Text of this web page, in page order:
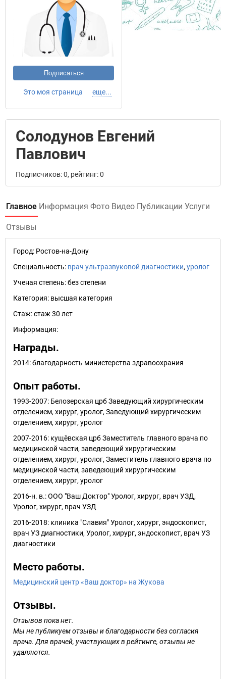
Подписаться
Это моя страница еще...
Солодунов Евгений
Павлович
Подписчиков: 0, рейтинг: 0
Главное Информация Фото Видео Публикации Услуги
Отзывы
Город: Ростов-на-Дону
Специальность: врач ультразвуковой диагностики, уролог
Ученая степень:без степени
Категория: высшая категория
Стаж:стаж 30 лет
Информация:
Награды.
2014: благодарность министерства здравоохрания
Опыт работы.
1993-2007: Белозерская црб Заведующий хирургическим
отделением, хирург, уролог, Заведующий хирургическим
отделением, хирург, уролог
2007-2016: кущёвская црб Заместитель главного врача по
медицинской части, заведеющий хирургическим
отделением, хирург, уролог, Заместитель главного врача по
медицинской части, заведеющий хирургическим
отделением, хирург, уролог
2016-н. в.: ООО "Ваш Доктор" Уролог, хирург, врач УЗД,
Уролог, хирург, врач УЗД
2016-2018: клиника "Славия" Уролог, хирург, эндоскопист,
врач УЗ диагностики, Уролог, хирург, эндоскопист, врач УЗ
диагностики
Место работы.
Медицинский центр «Ваш доктор» на Жукова
Отзывы.
Отзывов пока нет.
Мы не публикуем отзывы и благодарности без согласия
врача. Для врачей, участвующих в рейтинге, отзывы не
удаляются.